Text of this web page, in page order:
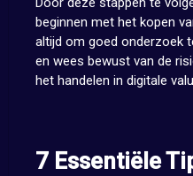
beginnen met het kopen
altijd om goed onderzoek
en wees bewust van de
het handelen in digitale
7 Essentiële